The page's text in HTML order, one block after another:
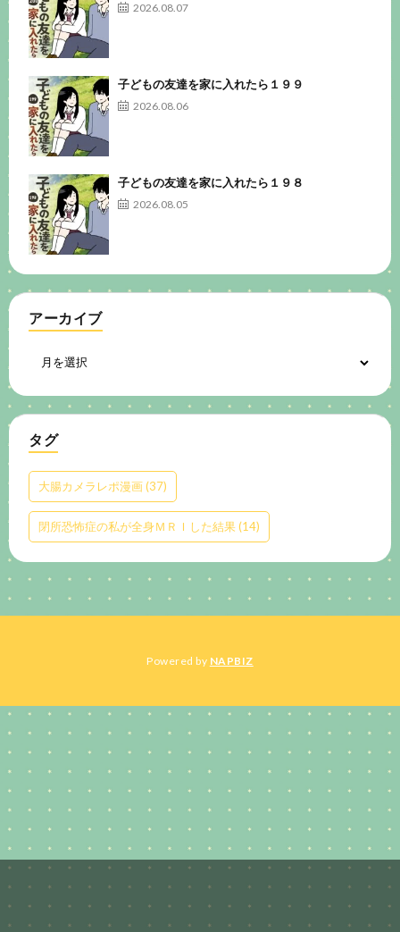
2026.08.07
子どもの友達を家に入れたら１９９
2026.08.06
子どもの友達を家に入れたら１９８
2026.08.05
アーカイブ
タグ
大腸カメラレポ漫画(37)
閉所恐怖症の私が全身ＭＲＩした結果(14)
Powered by NAPBIZ